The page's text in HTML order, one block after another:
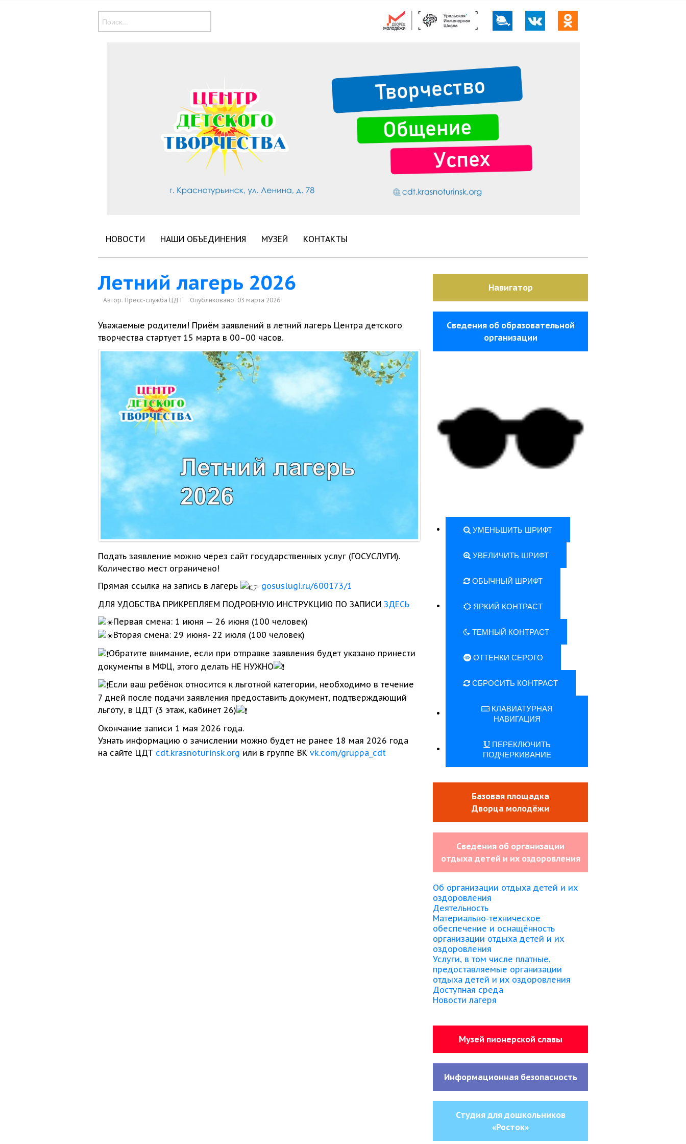
НОВОСТИ НАШИ ОБЪЕДИНЕНИЯ МУЗЕЙ КОНТАКТЫ
Летний лагерь 2026
Автор: Пресс-служба ЦДТ Опубликовано: 03 марта 2026
Уважаемые родители! Приём заявлений в летний лагерь Центра детского
творчества стартует 15 марта в 00–00 часов.
Подать заявление можно через сайт государственных услуг (ГОСУСЛУГИ).
Количество мест ограничено!
Прямая ссылка на запись в лагерь
gosuslugi.ru/600173/1
ДЛЯ УДОБСТВА ПРИКРЕПЛЯЕМ ПОДРОБНУЮ ИНСТРУКЦИЮ ПО ЗАПИСИ ЗДЕСЬ
Первая смена: 1 июня — 26 июня (100 человек)
Вторая смена: 29 июня- 22 июля (100 человек)
Обратите внимание, если при отправке заявления будет указано принести
документы в МФЦ, этого делать НЕ НУЖНО
Если ваш ребёнок относится к льготной категории, необходимо в течение
7 дней после подачи заявления предоставить документ, подтверждающий
льготу, в ЦДТ (3 этаж, кабинет 26)
Окончание записи 1 мая 2026 года.
Узнать информацию о зачислении можно будет не ранее 18 мая 2026 года
на сайте ЦДТ cdt.krasnoturinsk.org или в группе ВК vk.com/gruppa_cdt
Навигатор
Сведения об образовательной
организации
УМЕНЬШИТЬ ШРИФТ
УВЕЛИЧИТЬ ШРИФТ
ОБЫЧНЫЙ ШРИФТ
ЯРКИЙ КОНТРАСТ
ТЕМНЫЙ КОНТРАСТ
ОТТЕНКИ СЕРОГО
СБРОСИТЬ КОНТРАСТ
КЛАВИАТУРНАЯ
НАВИГАЦИЯ
ПЕРЕКЛЮЧИТЬ
ПОДЧЕРКИВАНИЕ
Базовая площадка
Дворца молодёжи
Сведения об организации
отдыха детей и их оздоровления
Об организации отдыха детей и их
оздоровления
Деятельность
Материально-техническое
обеспечение и оснащённость
организации отдыха детей и их
оздоровления
Услуги, в том числе платные,
предоставляемые организации
отдыха детей и их оздоровления
Доступная среда
Новости лагеря
Музей пионерской славы
Информационная безопасность
Студия для дошкольников
«Росток»